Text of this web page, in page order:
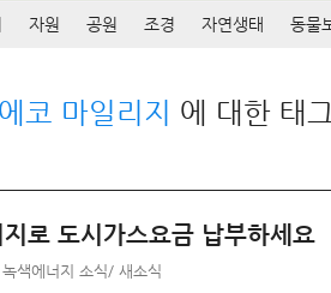
자원 공원 조경 자연생태 동물
코 마일리지 에 대한 태
로 도시가스요금 납부하세요
녹색에너지 소식/ 새소식